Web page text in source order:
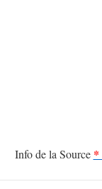
Info de la Source *